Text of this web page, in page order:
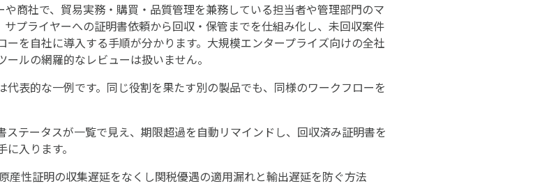
商社で、貿易実務・購買・品質管理を兼務している担当者や管理部門のマ
プライヤーへの証明書依頼から回収・保管までを仕組み化し、未回収案件
を自社に導入する手順が分かります。大規模エンタープライズ向けの全社
ルの網羅的なレビューは扱いません。
表的な一例です。同じ役割を果たす別の製品でも、同様のワークフローを
テータスが一覧で見え、期限超過を自動リマインドし、回収済み証明書を
入ります。
産性証明の収集遅延をなくし関税優遇の適用漏れと輸出遅延を防ぐ方法